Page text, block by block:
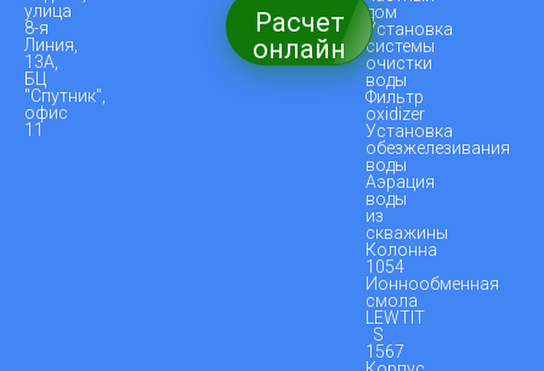
улица
8-я
Линия,
13А,
БЦ
"Спутник",
офис
11
Расчет
онлайн
дом
Установка
системы
очистки
воды
Фильтр
oxidizer
Установка
обезжелезивания
воды
Аэрация
воды
из
скважины
Колонна
1054
Ионнообменная
смола
LEWTIT
S
1567